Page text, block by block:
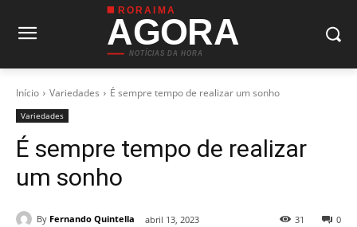
RORAIMA
AGORA
NOTÍCIAS DA HORA
Início Variedades É sempre tempo de realizar um sonho
Variedades
É sempre tempo de realizar
um sonho
By Fernando Quintella abril 13, 2023 0
31